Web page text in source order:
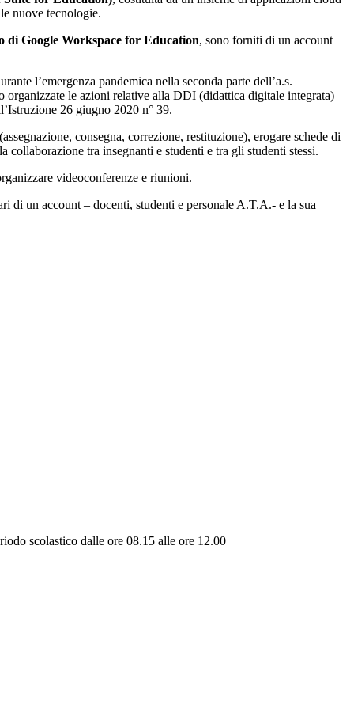
nuove tecnologie.
di Google Workspace for Education, sono forniti di un account
l’emergenza pandemica nella seconda parte dell’a.s.
organizzate le azioni relative alla DDI (didattica digitale integrata)
26 giugno 2020 n° 39.
consegna, correzione, restituzione), erogare schede di
tra insegnanti e studenti e tra gli studenti stessi.
videoconferenze e riunioni.
di un account – docenti, studenti e personale A.T.A.- e la sua
scolastico dalle ore 08.15 alle ore 12.00